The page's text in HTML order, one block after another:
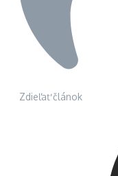
Zdieľať článok